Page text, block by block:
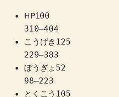
HP100
310–404
こうげき 125
229–383
ぼうぎょ 52
98–223
とくこう 105